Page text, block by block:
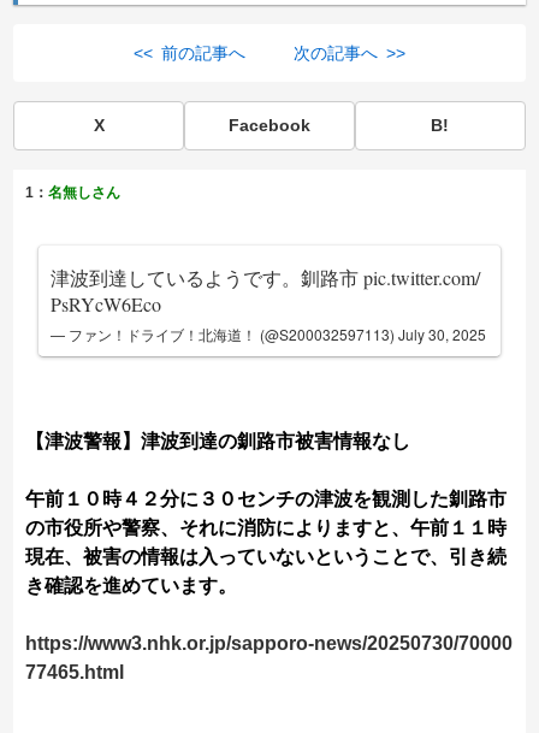
<< 前の記事へ 次の記事へ >>
X Facebook B!
1：名無しさん
津波到達しているようです。釧路市pic.twitter.com/
PsRYcW6Eco
— ファン！ドライブ！北海道！ (@S200032597113)July 30, 2025
【津波警報】津波到達の釧路市被害情報なし
午前１０時４２分に３０センチの津波を観測した釧路市
の市役所や警察、それに消防によりますと、午前１１時
現在、被害の情報は入っていないということで、引き続
き確認を進めています。
https://www3.nhk.or.jp/sapporo-news/20250730/70000
77465.html